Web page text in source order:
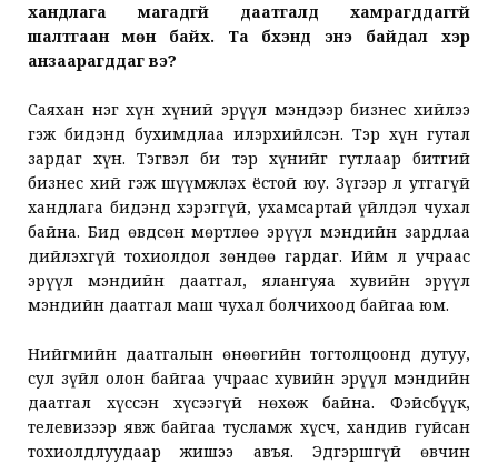
хандлага магадгүй даатгалд хамрагддаггүй
шалтгаан мөн байх. Та бүхэнд энэ байдал хэр
анзаарагддаг вэ?
Саяхан нэг хүн хүний эрүүл мэндээр бизнес хийлээ
гэж бидэнд бухимдлаа илэрхийлсэн. Тэр хүн гутал
зардаг хүн. Тэгвэл би тэр хүнийг гутлаар битгий
бизнес хий гэж шүүмжлэх ёстой юу. Зүгээр л утгагүй
хандлага бидэнд хэрэггүй, ухамсартай үйлдэл чухал
байна. Бид өвдсөн мөртлөө эрүүл мэндийн зардлаа
дийлэхгүй тохиолдол зөндөө гардаг. Ийм л учраас
эрүүл мэндийн даатгал, ялангуяа хувийн эрүүл
мэндийн даатгал маш чухал болчихоод байгаа юм.
Нийгмийн даатгалын өнөөгийн тогтолцоонд дутуу,
сул зүйл олон байгаа учраас хувийн эрүүл мэндийн
даатгал хүссэн хүсээгүй нөхөж байна. Фэйсбүүк,
телевизээр явж байгаа тусламж хүсч, хандив гуйсан
тохиолдлуудаар жишээ авъя. Эдгэршгүй өвчин